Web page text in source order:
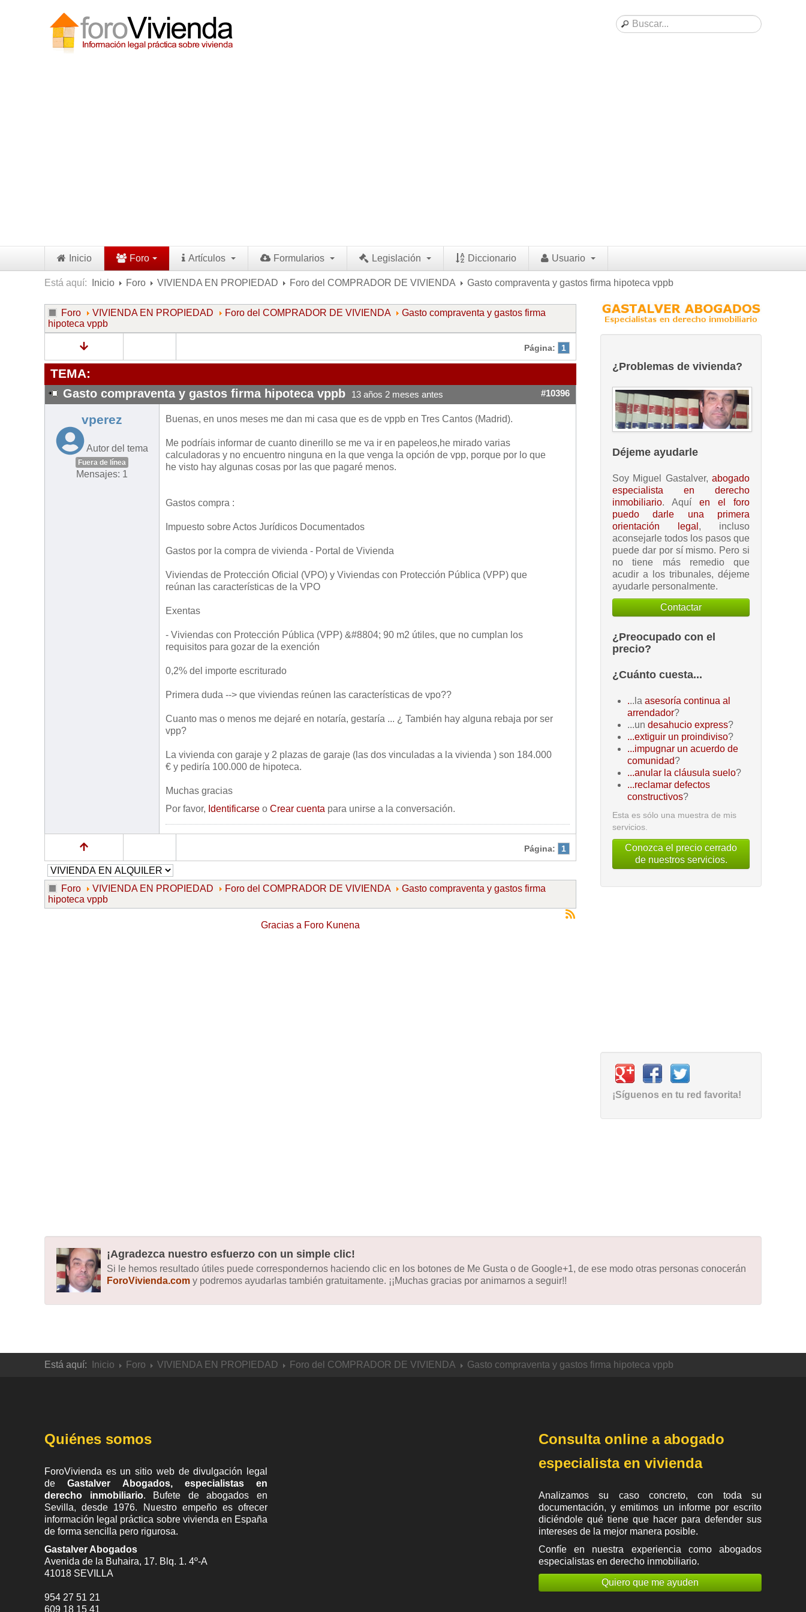
Inicio Foro Artículos Formularios Legislación Diccionario Usuario
Está aquí: Inicio Foro VIVIENDA EN PROPIEDAD Foro del COMPRADOR DE VIVIENDA Gasto compraventa y gastos firma hipoteca vppb
Foro VIVIENDA EN PROPIEDAD Foro del COMPRADOR DE VIVIENDA
Gasto compraventa y gastos firma
hipoteca vppb
Página: 1
TEMA:
Gasto compraventa y gastos firma hipoteca vppb 13 años 2 meses antes #10396
vperez
Autor del tema
Fuera de línea
Mensajes: 1
Buenas, en unos meses me dan mi casa que es de vppb en Tres Cantos (Madrid).
Me podríais informar de cuanto dinerillo se me va ir en papeleos,he mirado varias
calculadoras y no encuentro ninguna en la que venga la opción de vpp, porque por lo que
he visto hay algunas cosas por las que pagaré menos.
Gastos compra :
Impuesto sobre Actos Jurídicos Documentados
Gastos por la compra de vivienda - Portal de Vivienda
Viviendas de Protección Oficial (VPO) y Viviendas con Protección Pública (VPP) que
reúnan las características de la VPO
Exentas
- Viviendas con Protección Pública (VPP) &#8804; 90 m2 útiles, que no cumplan los
requisitos para gozar de la exención
0,2% del importe escriturado
Primera duda --> que viviendas reúnen las características de vpo??
Cuanto mas o menos me dejaré en notaría, gestaría ... ¿ También hay alguna rebaja por ser
vpp?
La vivienda con garaje y 2 plazas de garaje (las dos vinculadas a la vivienda ) son 184.000
€ y pediría 100.000 de hipoteca.
Muchas gracias
Por favor, Identificarse o Crear cuenta para unirse a la conversación.
Página: 1
Foro VIVIENDA EN PROPIEDAD Foro del COMPRADOR DE VIVIENDA
Gasto compraventa y gastos firma
hipoteca vppb
Gracias a Foro Kunena
¿Problemas de vivienda?
Déjeme ayudarle
Soy Miguel Gastalver, abogado
especialista en derecho
inmobiliario. Aquí en el foro
puedo darle una primera
orientación legal , incluso
aconsejarle todos los pasos que
puede dar por sí mismo. Pero si
no tiene más remedio que
acudir a los tribunales, déjeme
ayudarle personalmente.
Contactar
¿Preocupado con el
precio?
¿Cuánto cuesta...
...la asesoría continua al
arrendador?
...un desahucio express?
...extiguir un proindiviso?
...impugnar un acuerdo de
comunidad?
...anular la cláusula suelo?
...reclamar defectos
constructivos?
Esta es sólo una muestra de mis
servicios.
Conozca el precio cerrado
de nuestros servicios.
¡Síguenos en tu red favorita!
¡Agradezca nuestro esfuerzo con un simple clic!
Si le hemos resultado útiles puede correspondernos haciendo clic en los botones de Me Gusta o de Google+1, de ese modo otras personas conocerán
ForoVivienda.com y podremos ayudarlas también gratuitamente. ¡¡Muchas gracias por animarnos a seguir!!
Está aquí: Inicio Foro VIVIENDA EN PROPIEDAD Foro del COMPRADOR DE VIVIENDA Gasto compraventa y gastos firma hipoteca vppb
Quiénes somos
ForoVivienda es un sitio web de divulgación legal
deGastalver Abogados, especialistas en
derecho inmobiliario. Bufete deabogados en
Sevilla, desde 1976. Nuestro empeño es ofrecer
información legal práctica sobre vivienda en España
de forma sencilla pero rigurosa.
Gastalver Abogados
Avenida de la Buhaira, 17. Blq. 1. 4º-A
41018 SEVILLA
954 27 51 21
609 18 15 41
Consulta online a abogado
especialista en vivienda
Analizamos su caso concreto, con toda su
documentación, y emitimos un informe por escrito
diciéndole qué tiene que hacer para defender sus
intereses de la mejor manera posible.
Confíe en nuestra experiencia como abogados
especialistas en derecho inmobiliario.
Quiero que me ayuden